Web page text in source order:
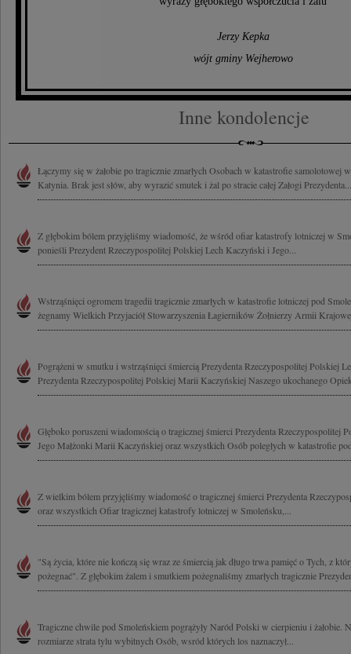
Jerzy Kepka
wójt gminy Wejherowo
Inne kondolencje
Łączymy się w żałobie po tragicznie zmarłych Osobach w katastrofie samolotowej
Katynia. Brak jest słów, aby wyrazić smutek i żal po stracie całej Załogi Prezydenta...
Z głębokim bólem przyjęliśmy wiadomość, że wśród ofiar katastrofy lotniczej w
ponieśli Prezydent Rzeczypospolitej Polskiej Lech Kaczyński i Jego...
Wstrząśnięci ogromem tragedii tragicznie zmarłych w katastrofie lotniczej pod
żegnamy Wielkich Przyjaciół Stowarzyszenia Łagierników Żołnierzy Armii
Pogrążeni w smutku i wstrząśnięci śmiercią Prezydenta Rzeczypospolitej Polskiej
Prezydenta Rzeczypospolitej Polskiej Marii Kaczyńskiej Naszego ukochanego
Głęboko poruszeni wiadomością o tragicznej śmierci Prezydenta Rzeczypospolitej
Jego Małżonki Marii Kaczyńskiej oraz wszystkich Osób poległych w katastrofie
Z wielkim bólem przyjęliśmy wiadomość o tragicznej śmierci Prezydenta
oraz wszystkich Ofiar tragicznej katastrofy lotniczej w Smoleńsku,...
"Są życia, które nie kończą się wraz ze śmiercią jak długo trwa pamięć o Tych, z
pożegnać". Z głębokim żalem i smutkiem pożegnaliśmy zmarłych tragicznie
Tragiczne chwile pod Smoleńskiem pogrążyły Naród Polski w cierpieniu i żałobie.
rozmiarze strata tylu wybitnych Osób, wsród których los naznaczył...